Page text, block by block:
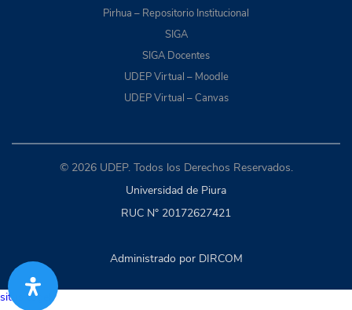
Pirhua – Repositorio Institucional
SIGA
SIGA Docentes
UDEP Virtual – Moodle
UDEP Virtual – Canvas
© 2026 UDEP. Todos los Derechos Reservados.
Universidad de Piura
RUC N° 20172627421
Administrado por DIRCOM
situs togel